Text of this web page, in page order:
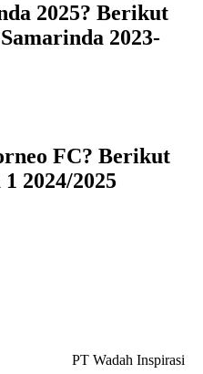
2025? Berikut
2023-
FC? Berikut
2024/2025
PT Wadah Inspirasi